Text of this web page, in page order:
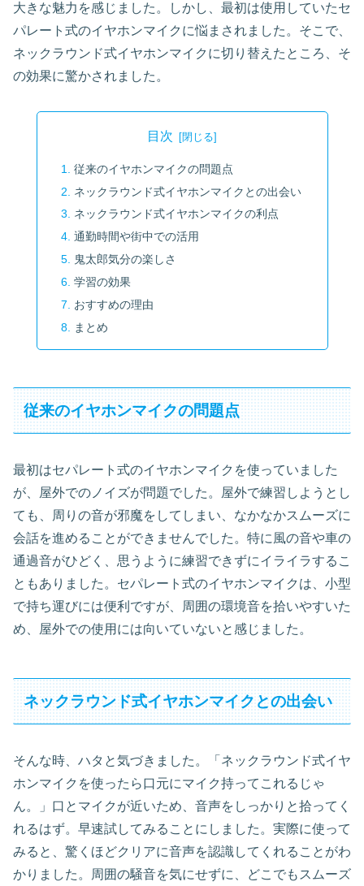
大きな魅力を感じました。しかし、最初は使用していたセ
パレート式のイヤホンマイクに悩まされました。そこで、
ネックラウンド式イヤホンマイクに切り替えたところ、そ
の効果に驚かされました。
目次
従来のイヤホンマイクの問題点
ネックラウンド式イヤホンマイクとの出会い
ネックラウンド式イヤホンマイクの利点
通勤時間や街中での活用
鬼太郎気分の楽しさ
学習の効果
おすすめの理由
まとめ
従来のイヤホンマイクの問題点
最初はセパレート式のイヤホンマイクを使っていました
が、屋外でのノイズが問題でした。屋外で練習しようとし
ても、周りの音が邪魔をしてしまい、なかなかスムーズに
会話を進めることができませんでした。特に風の音や車の
通過音がひどく、思うように練習できずにイライラするこ
ともありました。セパレート式のイヤホンマイクは、小型
で持ち運びには便利ですが、周囲の環境音を拾いやすいた
め、屋外での使用には向いていないと感じました。
ネックラウンド式イヤホンマイクとの出会い
そんな時、ハタと気づきました。「ネックラウンド式イヤ
ホンマイクを使ったら口元にマイク持ってこれるじゃ
ん。」口とマイクが近いため、音声をしっかりと拾ってく
れるはず。早速試してみることにしました。実際に使って
みると、驚くほどクリアに音声を認識してくれることがわ
かりました。周囲の騒音を気にせずに、どこでもスムーズ